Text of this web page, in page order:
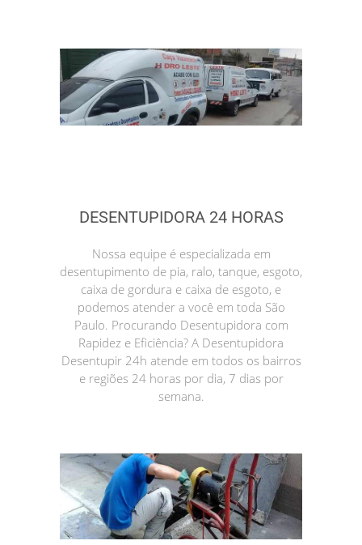
DESENTUPIDORA 24 HORAS
Nossa equipe é especializada em
desentupimento de pia, ralo, tanque, esgoto,
caixa de gordura e caixa de esgoto, e
podemos atender a você em toda São
Paulo. Procurando Desentupidora com
Rapidez e Eficiência? A Desentupidora
Desentupir 24h atende em todos os bairros
e regiões 24 horas por dia, 7 dias por
semana.